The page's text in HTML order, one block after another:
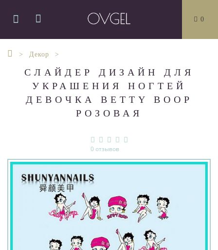
0
Декор
СЛАЙДЕР ДИЗАЙН ДЛЯ
УКРАШЕНИЯ НОГТЕЙ
ДЕВОЧКА BETTY BOOP
РОЗОВАЯ
0 отзывов